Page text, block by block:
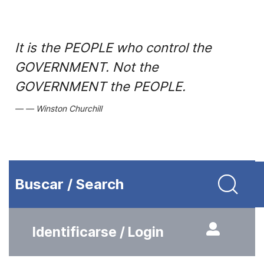
It is the PEOPLE who control the
GOVERNMENT. Not the
GOVERNMENT the PEOPLE.
Winston Churchill
Buscar / Search
Identificarse / Login